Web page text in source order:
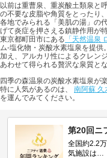
以前は重曹泉、重炭酸土類泉と
の不要な皮脂や角質をとったり
各地でみられる「美肌の湯」の
げて炎症を押さえる鎮静作用が特
東京都町田市にある 「天然温泉
ム-塩化物・炭酸水素塩泉を提
加え、アルカリ性によるクレン
あわせて得られる贅沢な泉質と
四季の森温泉の炭酸水素塩泉が
特に人気があるのは、 南阿蘇 久
を運んでみてください。
第20回ニ
全国約2.2
気施設は…